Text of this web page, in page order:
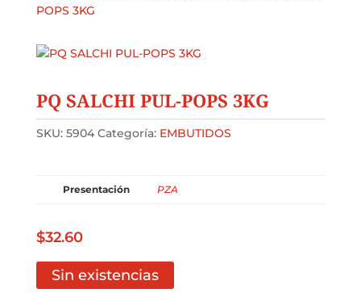
POPS 3KG
PQ SALCHI PUL-POPS 3KG
SKU: 5904 Categoría: EMBUTIDOS
Presentación PZA
$32.60
Sin existencias